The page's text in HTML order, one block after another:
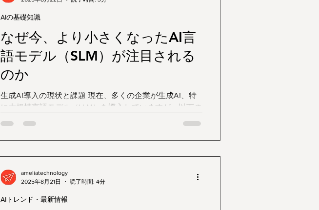
げる」可能性を秘めていますが、そこには人間が理解し
ておくべき「AI特有のロジック」が存在します。 1. なぜ
AIは人間より「刺さる」瞬間を見抜けるのか AIがCVRを
向上させる最大の理由は、人間には不可能な「超多次元
ーの検索語句だけでなく、時間帯、デバイス、過去の閲
覧履歴、さらには現在の天候や社会的なトレンドまでを
ミリ秒単位で解析し、「今、このユーザーは買う確率が
高い」と判断した瞬間にだけ強気な入札を行います。 ク
リエイテ
なぜ今、より小さくなったAI言
語モデル（SLM）が注目される
のか
生成AI導入の現状と課題 現在、多くの企業が生成AI、特
に大規模言語モデル（LLM）を導入していますが、以下の
複雑さ こうした課題に対して、NVIDIA Researchが提案す
AIの基礎知識
AIトレンド・最新情報
ameliatechnology
2025年8月21日
読了時間: 4分